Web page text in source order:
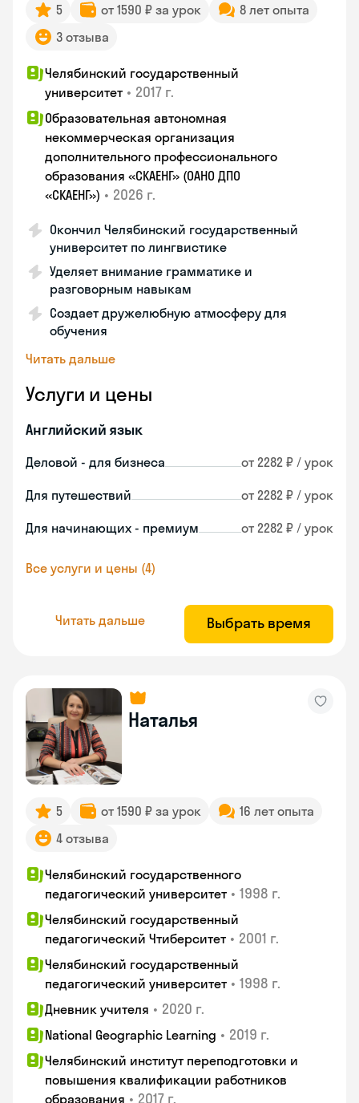
5 от 1590 ₽ за урок
8 лет опыта
3 отзыва
Челябинский государственный
университет • 2017 г.
Образовательная автономная
некоммерческая организация
дополнительного профессионального
образования «СКАЕНГ» (ОАНО ДПО
«СКАЕНГ») • 2026 г.
Окончил Челябинский государственный
университет по лингвистике
Уделяет внимание грамматике и
разговорным навыкам
Создает дружелюбную атмосферу для
обучения
Читать дальше
Услуги и цены
Английский язык
Деловой - для бизнеса от 2282 ₽ / урок
Для путешествий от 2282 ₽ / урок
Для начинающих - премиум от 2282 ₽ / урок
Все услуги и цены (4)
Читать дальше Выбрать время
Наталья
5 от 1590 ₽ за урок
16 лет опыта
4 отзыва
Челябинский государственного
педагогический университет • 1998 г.
Челябинский государственный
педагогический Чтиберситет • 2001 г.
Челябинский государственный
педагогический университет • 1998 г.
Дневник учителя • 2020 г.
National Geographic Learning • 2019 г.
Челябинский институт переподготовки и
повышения квалификации работников
образования • 2017 г.